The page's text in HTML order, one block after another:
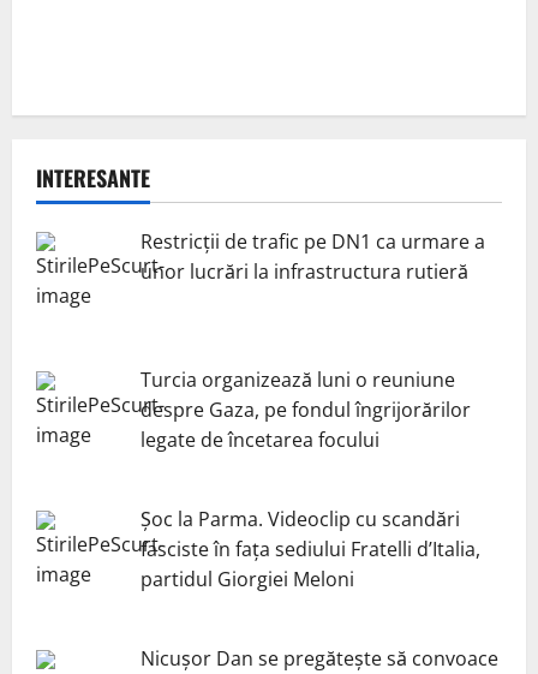
INTERESANTE
Restricții de trafic pe DN1 ca urmare a
unor lucrări la infrastructura rutieră
Turcia organizează luni o reuniune
despre Gaza, pe fondul îngrijorărilor
legate de încetarea focului
Șoc la Parma. Videoclip cu scandări
fasciste în fața sediului Fratelli d’Italia,
partidul Giorgiei Meloni
Nicuşor Dan se pregăteşte să convoace